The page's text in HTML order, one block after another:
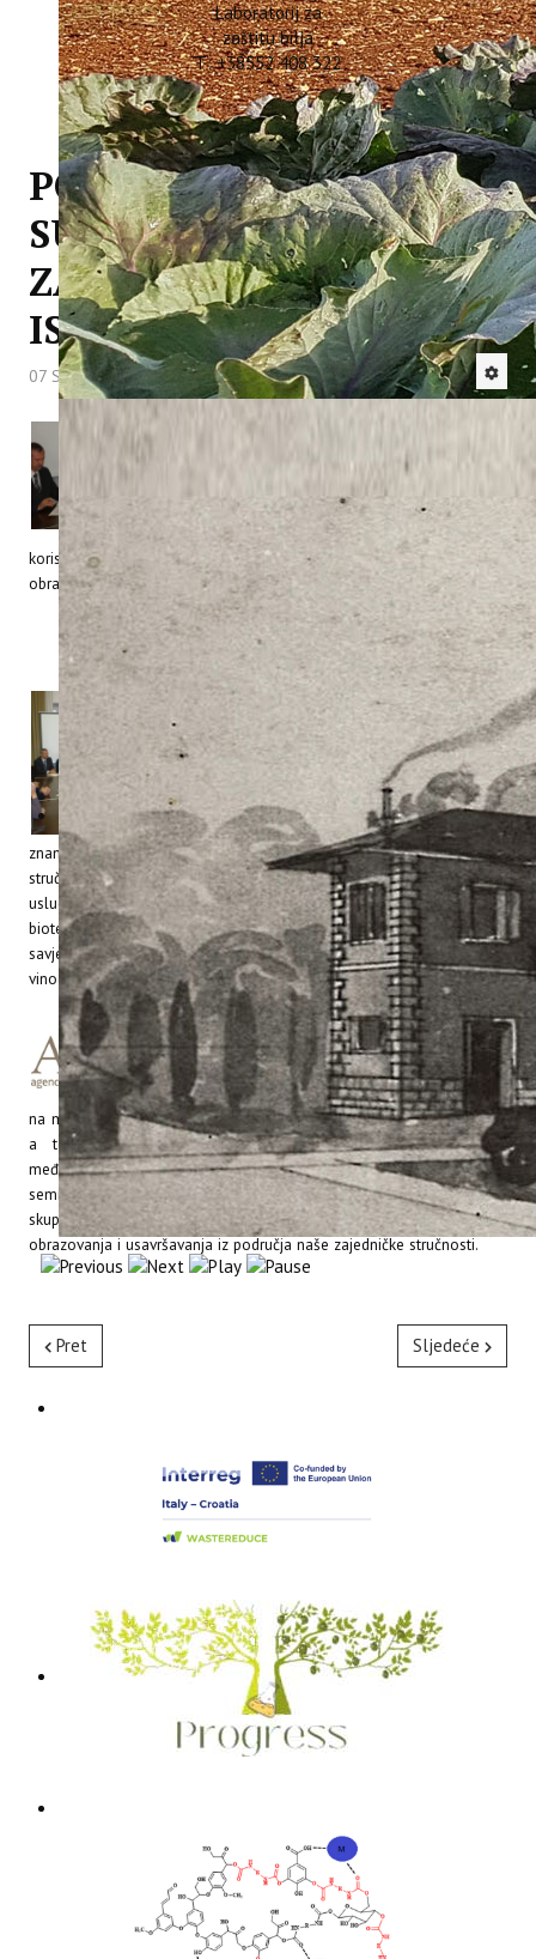
Laboratorij za
zaštitu bilja
T: +38552 408 322
POTPISAN SPORAZUM O
SURADNJI S AGENCIJOM
ZA RURALNI RAZVOJ
ISTRE – AZRRI
07 Svibanj 2013 Hitova: 6894
Institut za poljoprivredu i
ruralni razvoj Istre – AZRRI , danas su u
prostorijama Instituta potpisali dugoročan
sporazum o suradnji. Sporazum je potpisan s
ciljem uspostavljanja dugoročne, obostrano
korisne suradnje, a u interesu širenja znanstveno – istraživačke,
obrazovne i gospodarske djelatnosti na području naše županije.
Osnovne aktivnosti oko kojih će se bazirati naša
buduća suradnja biti će temeljene na istraživanju
aktualnih teorijskih i praktičnih pitanja iz područja
poljoprivrede, agroekonomike, turizma na ruralnom
prostoru i održivog ruralnog razvoja.Rezultati tih
aktivnosti trebali bi rezultirati izradom aplikacijskih
znanstveno – istraživačkih i stručnih studija, izradom kvalitetnih
stručnih projekata, ekspertiza i elaborata. Uz to AZRRI će koristiti
usluge naših akreditiranih (Vinarski laboratorij i Prehrambeno-
biotehnološki laboratorij) i ostalih laboratorija, te kroz njih i usluge
savjetovanja na istraživačko – razvojnoj bazi, iz područja
vinogradarstva, maslinarstva i povrćarstva.
Realizacijom razvojnih projekata u području
poljoprivrede, prehrane, turizma i ostalih
djelatnosti od zajedničkog interesa Instituta za
poljoprivredu i turizam i AZRRI-ja, na domaćoj i
na međunarodnoj razini potaknuti će ukupni održivi razvoj okruženja,
a to će nastojati postići između ostalog i suorganizacijom
međunarodnih znanstvenih i stručnih simpozija, savjetovanja,
seminara, kongresa, konferencija i drugih znanstveno – istraživačkih
skupova, te ustrojem i izvedbom programa stručnog cjeloživotnog
obrazovanja i usavršavanja iz područja naše zajedničke stručnosti.
Pret Sljedeće